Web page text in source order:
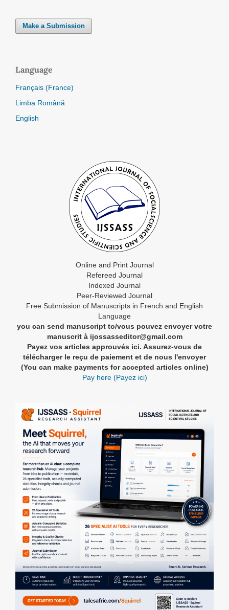
Make a Submission
Language
Français (France)
Limba Română
English
Online and Print Journal
Refereed Journal
Indexed Journal
Peer-Reviewed Journal
Free Submission of Manuscripts in French and English
Language
you can send manuscript to/vous pouvez envoyer votre
manuscrit à ijossasseditor@gmail.com
Payez vos articles approuvés ici. Assurez-vous de
télécharger le reçu de paiement et de nous l'envoyer
(You can make payments for accepted articles online)
Pay here (Payez ici)